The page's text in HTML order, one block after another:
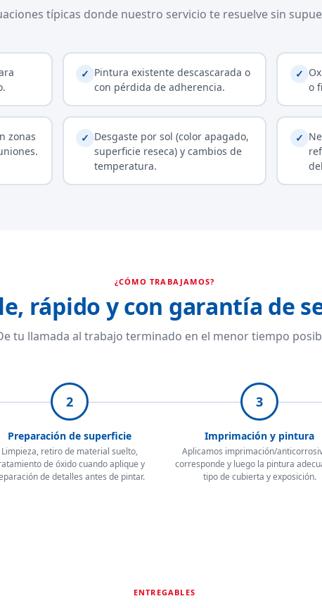
típicas donde nuestro servicio te resuelve sin
✓ Pintura existente descascarada o
con pérdida de adherencia.
✓
o
zonas
✓ Desgaste por sol (color apagado,
superficie reseca) y cambios de
temperatura.
✓
¿CÓMO TRABAJAMOS?
rápido y con garantía de
tu llamada al trabajo terminado en el menor tiempo
2
Preparación de superficie
Limpieza, retiro de material suelto,
de óxido cuando aplique y
de detalles antes de pintar.
3
Imprimación y pintura
Aplicamos imprimación/
corresponde y luego la pintura
tipo de cubierta y exposición.
ENTREGABLES